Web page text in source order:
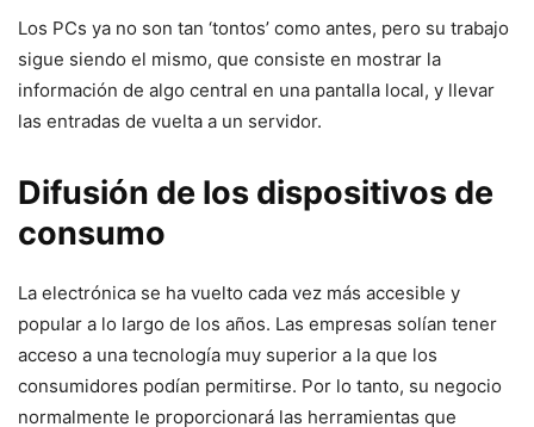
Los PCs ya no son tan ‘tontos’ como antes, pero su trabajo
sigue siendo el mismo, que consiste en mostrar la
información de algo central en una pantalla local, y llevar
las entradas de vuelta a un servidor.
Difusión de los dispositivos de
consumo
La electrónica se ha vuelto cada vez más accesible y
popular a lo largo de los años. Las empresas solían tener
acceso a una tecnología muy superior a la que los
consumidores podían permitirse. Por lo tanto, su negocio
normalmente le proporcionará las herramientas que